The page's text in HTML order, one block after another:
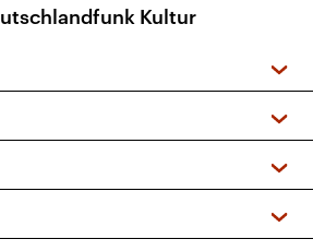
Kultur
Podcasts
Kinderprogramm
+ DAB+)